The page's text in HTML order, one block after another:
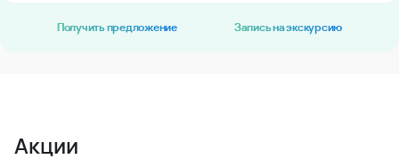
Получить предложение Запись на экскурсию
Акции